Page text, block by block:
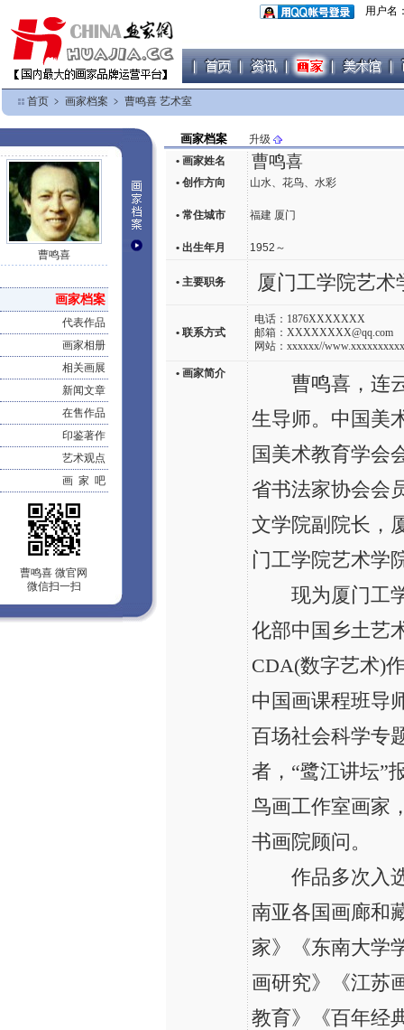
用户名
首页 ﹥ 画家档案 ﹥ 曹鸣喜 艺术室
曹鸣喜
画家档案
代表作品
画家相册
相关画展
新闻文章
在售作品
印鉴著作
艺术观点
画 家 吧
曹鸣喜 微官网
微信扫一扫
画家档案
升级
• 画家姓名
曹鸣喜
• 创作方向 山水、花鸟、水彩
• 常住城市 福建 厦门
• 出生年月 1952～
• 主要职务 厦门工学院艺术
• 联系方式
电话：1876XXXXXXX
邮箱：XXXXXXXX@qq.com
网站：xxxxxx//
• 画家简介
曹鸣喜，连云
生导师。中国美
国美术教育学会
省书法家协会会
文学院副院长，
门工学院艺术学
现为厦门工学
化部中国乡土艺
CDA(数字艺术)
中国画课程班导
百场社会科学专
者，“鹭江讲坛”
鸟画工作室画家
书画院顾问。
作品多次入选
南亚各国画廊和
家》《东南大学
画研究》《江苏
教育》《百年经